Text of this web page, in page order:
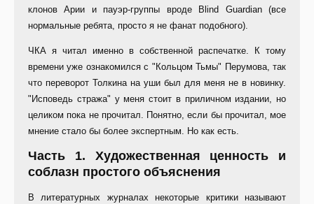
клонов Арии и пауэр-группы вроде Blind Guardian (все
нормальные ребята, просто я не фанат подобного).
ЧКА я читал именно в собственной распечатке. К тому
времени уже ознакомился с "Кольцом Тьмы" Перумова, так
что переворот Толкина на уши был для меня не в новинку.
"Исповедь стража" у меня стоит в приличном издании, но
целиком пока не прочитал. Понятно, если бы прочитал, мое
мнение стало бы более экспертным. Но как есть.
Часть 1. Художественная ценность и
соблазн простого объяснения
В литературных журналах некоторые критики называют